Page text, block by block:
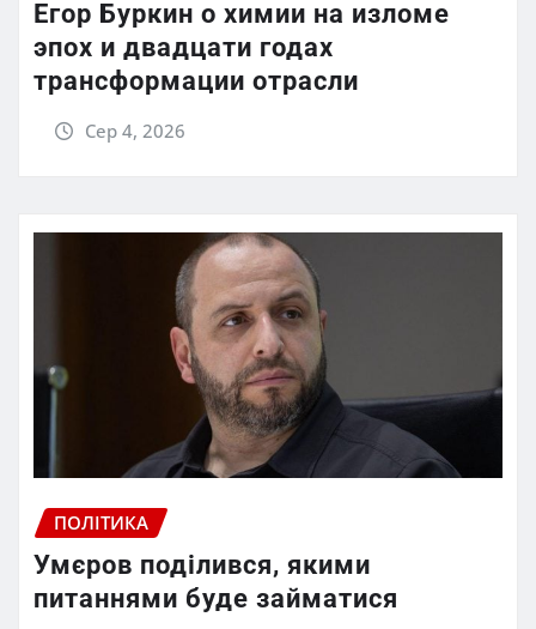
Егор Буркин о химии на изломе
эпох и двадцати годах
трансформации отрасли
Сер 4, 2026
ПОЛІТИКА
Умєров поділився, якими
питаннями буде займатися